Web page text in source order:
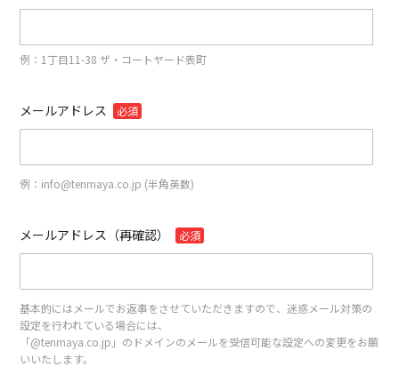
例：1丁目11-38 ザ・コートヤード表町
メールアドレス 必須
例：info@tenmaya.co.jp (半角英数)
メールアドレス（再確認） 必須
基本的にはメールでお返事をさせていただきますので、迷惑メール対策の
設定を行われている場合には、
「@tenmaya.co.jp」のドメインのメールを受信可能な設定への変更をお願
いいたします。